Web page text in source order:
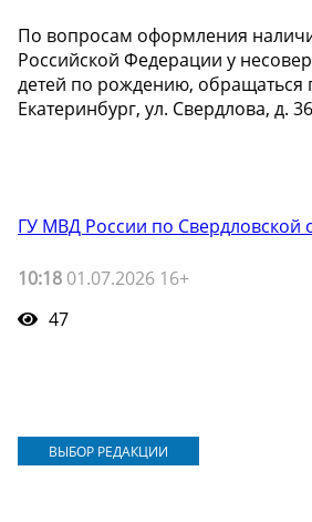
По вопросам оформления
Российской Федерации у
детей по рождению, обращаться
Екатеринбург, ул. Свердлова, д.
ГУ МВД России по Свердловской
10:18 01.07.2026 16+
47
ВЫБОР РЕДАКЦИИ